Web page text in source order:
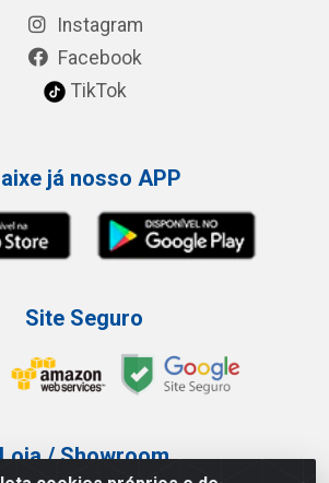
Instagram
Facebook
TikTok
já nosso APP
Site Seguro
Loja / Showroom